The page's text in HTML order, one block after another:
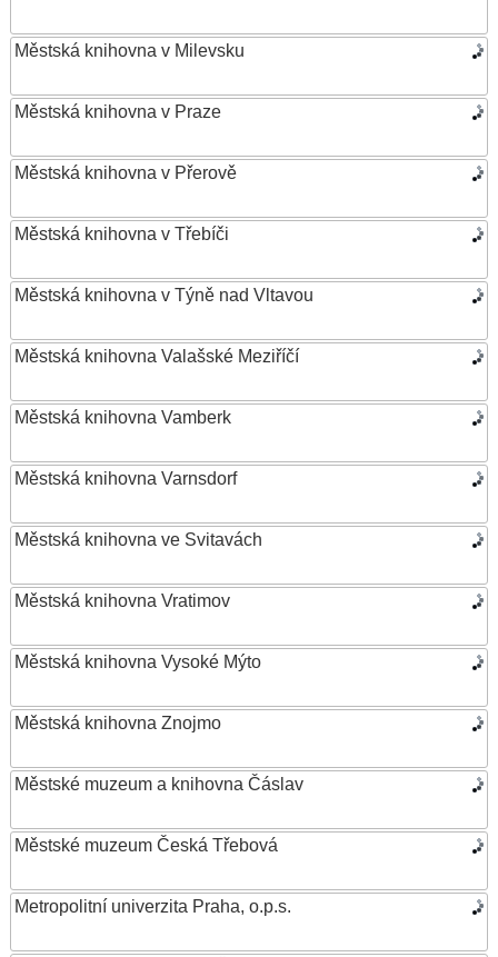
Městská knihovna v Milevsku
Městská knihovna v Praze
Městská knihovna v Přerově
Městská knihovna v Třebíči
Městská knihovna v Týně nad Vltavou
Městská knihovna Valašské Meziříčí
Městská knihovna Vamberk
Městská knihovna Varnsdorf
Městská knihovna ve Svitavách
Městská knihovna Vratimov
Městská knihovna Vysoké Mýto
Městská knihovna Znojmo
Městské muzeum a knihovna Čáslav
Městské muzeum Česká Třebová
Metropolitní univerzita Praha, o.p.s.